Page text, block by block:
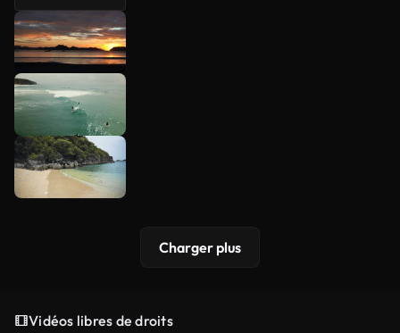
Charger plus
Vidéos libres de droits